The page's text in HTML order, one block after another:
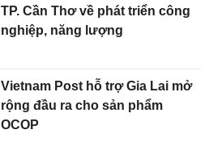
TP. Cần Thơ về phát triển công
nghiệp, năng lượng
Vietnam Post hỗ trợ Gia Lai mở
rộng đầu ra cho sản phẩm
OCOP